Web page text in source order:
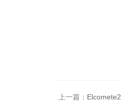
上一篇：